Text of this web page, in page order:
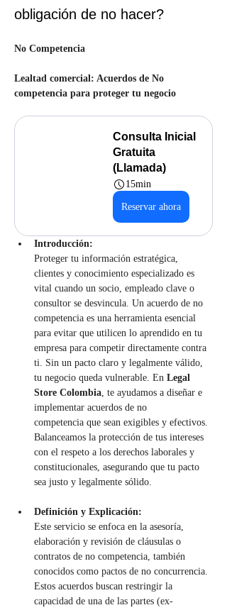
obligación de no hacer?
No Competencia
Lealtad comercial: Acuerdos de No
competencia para proteger tu negocio
Consulta Inicial
Gratuita
(Llamada)
15min
Reservar ahora
Introducción:
Proteger tu información estratégica,
clientes y conocimiento especializado es
vital cuando un socio, empleado clave o
consultor se desvincula. Un acuerdo de no
competencia es una herramienta esencial
para evitar que utilicen lo aprendido en tu
empresa para competir directamente contra
ti. Sin un pacto claro y legalmente válido,
tu negocio queda vulnerable. En Legal
Store Colombia, te ayudamos a diseñar e
implementar acuerdos de no
competencia que sean exigibles y efectivos.
Balanceamos la protección de tus intereses
con el respeto a los derechos laborales y
constitucionales, asegurando que tu pacto
sea justo y legalmente sólido.
Definición y Explicación:
Este servicio se enfoca en la asesoría,
elaboración y revisión de cláusulas o
contratos de no competencia, también
conocidos como pactos de no concurrencia.
Estos acuerdos buscan restringir la
capacidad de una de las partes (ex-